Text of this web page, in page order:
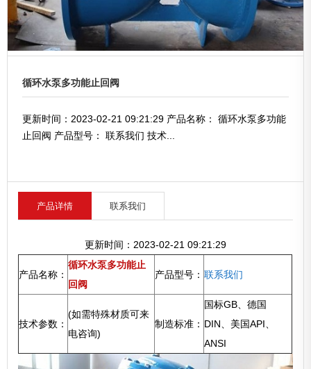
循环水泵多功能止回阀
更新时间：2023-02-21 09:21:29 产品名称： 循环水泵多功能
止回阀 产品型号： 联系我们 技术...
产品详情 联系我们
更新时间：2023-02-21 09:21:29
产品名称：
循环水泵多功能止
回阀
产品型号： 联系我们
技术参数：
(如需特殊材质可来
电咨询)
制造标准：
国标GB、德国
DIN、美国API、
ANSI